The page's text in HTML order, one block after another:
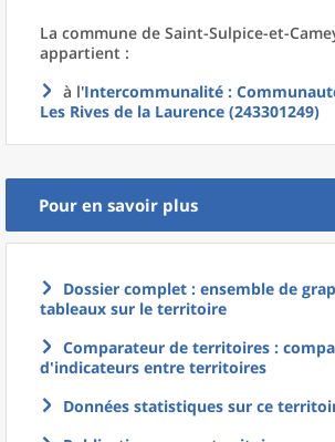
La commune de Saint-Sulpice-et-
appartient :
à l'Intercommunalité :
Les Rives de la Laurence (243301249)
Pour en savoir plus
Dossier complet : ensemble de
tableaux sur le territoire
Comparateur de territoires :
d'indicateurs entre territoires
Données statistiques sur ce